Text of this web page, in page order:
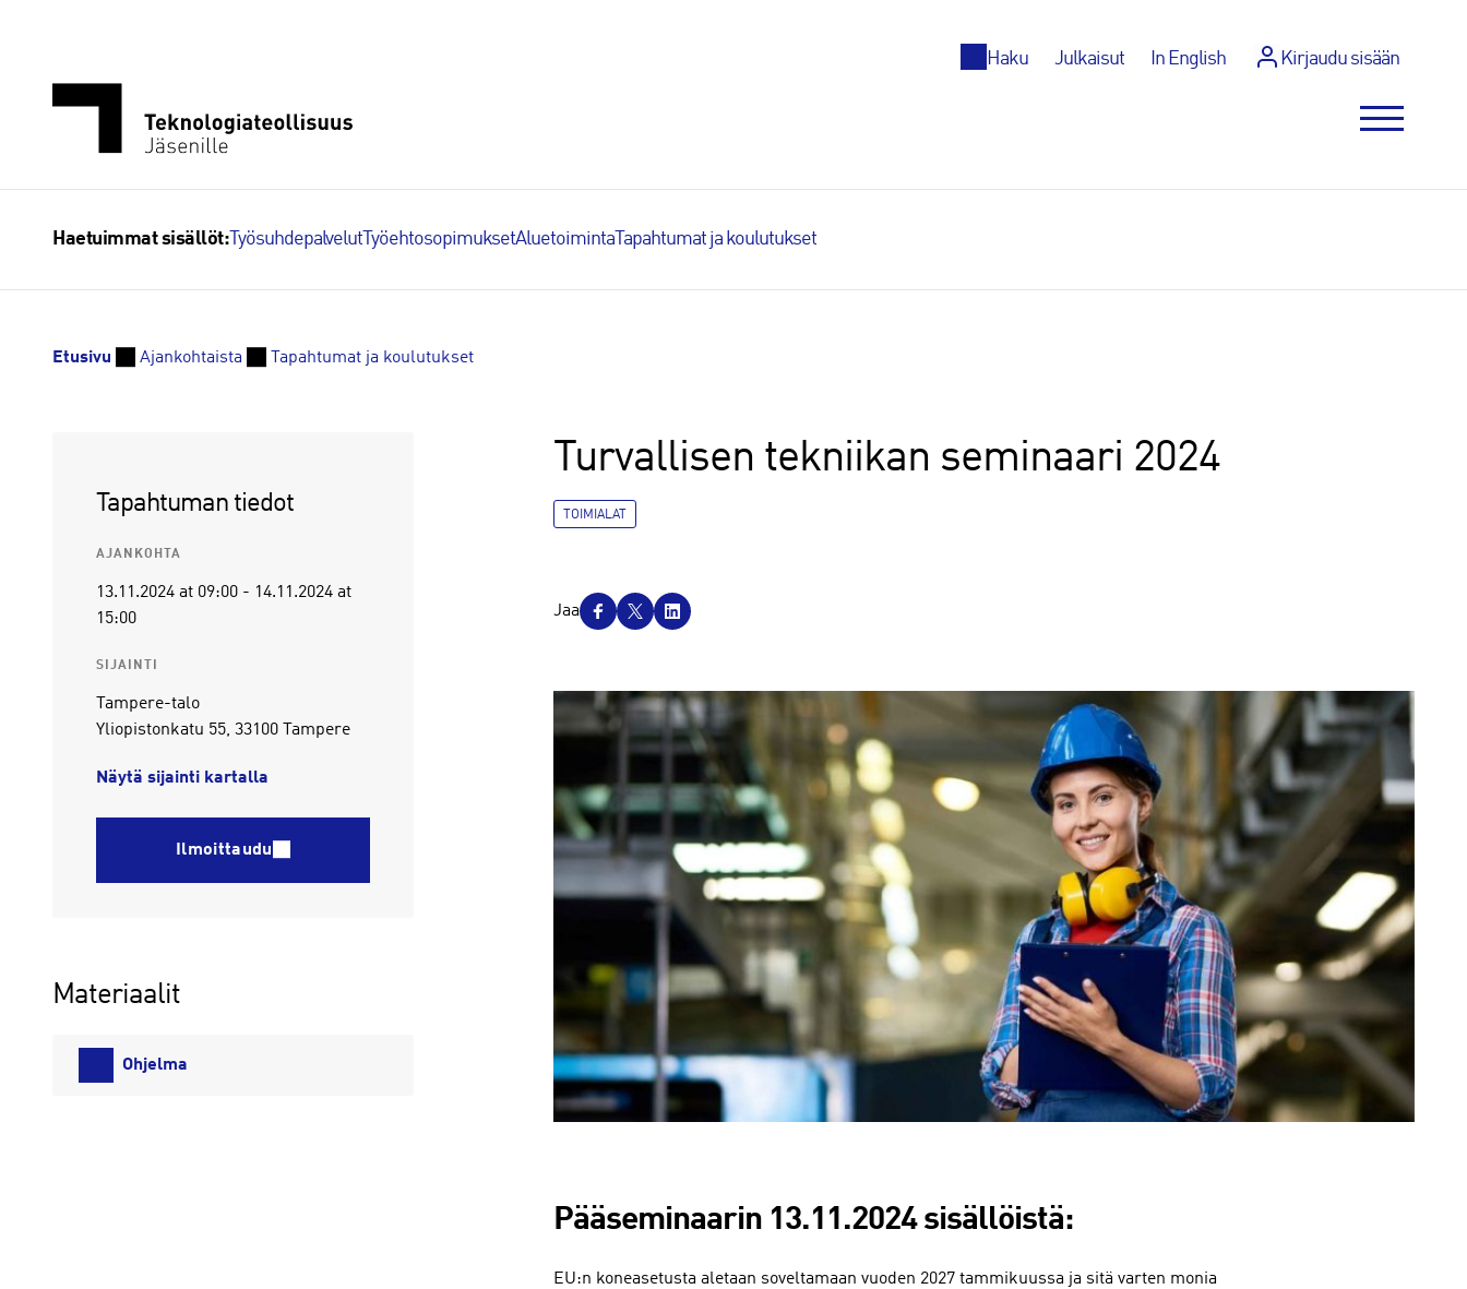
TopHaku Julkaisut In English Kirjaudu sisään
Haetuimmat sisällöt: Työsuhdepalvelut TyöehtosopimuksetAluetoiminta Tapahtumat ja koulutukset
Etusivu Ajankohtaista Tapahtumat ja koulutukset
Tapahtuman tiedot
AJANKOHTA
13.11.2024 at 09:00 - 14.11.2024 at
15:00
SIJAINTI
Tampere-talo
Yliopistonkatu 55, 33100 Tampere
Näytä sijainti kartalla
Ilmoittaudu
Materiaalit
Ohjelma
Turvallisen tekniikan seminaari 2024
TOIMIALAT
J
Jaa
Pääseminaarin 13.11.2024 sisällöistä:
EU:n koneasetusta aletaan soveltamaan vuoden 2027 tammikuussa ja sitä varten monia